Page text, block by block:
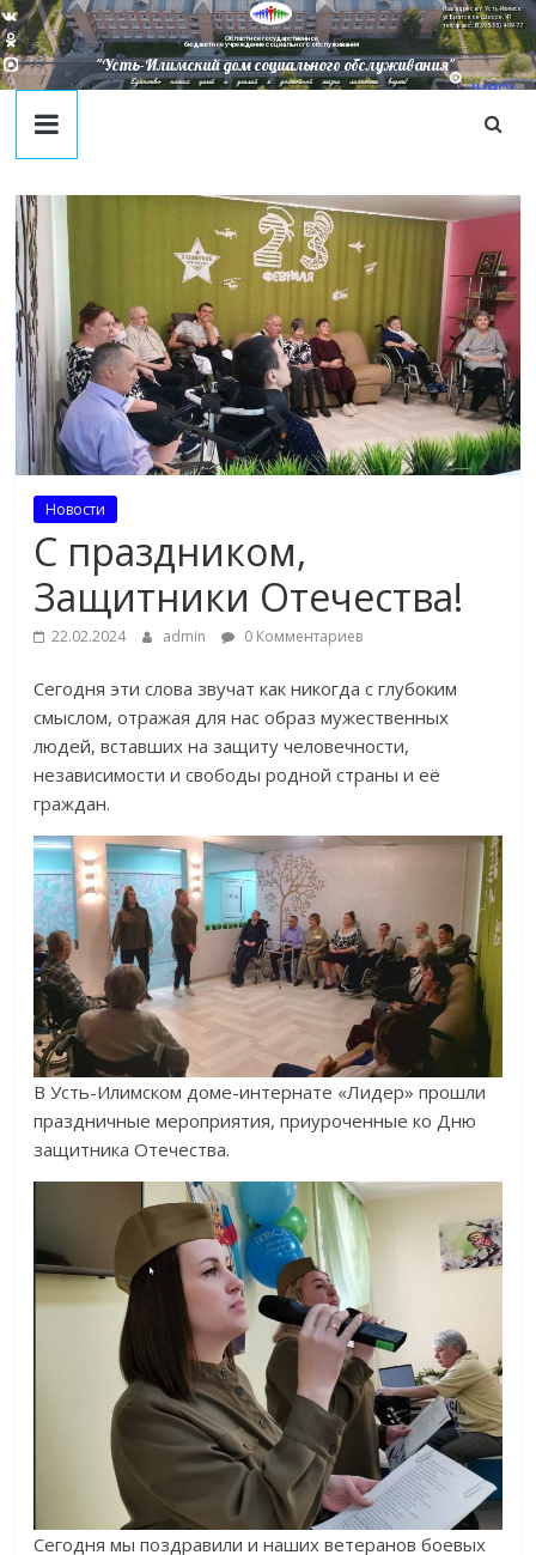
Областное государственное
бюджетное учреждение социального обслуживания
juecj
@mail
"Усть-Илимский дом социального обслуживания"
Наш адрес в г. Усть-Илимск:
ул. Братское Шоссе, 41
тел/факс: 8(395-35) 4-09-77
Единство наших целей и усилий к достойной жизни личности ведет!
Новости
С праздником,
Защитники Отечества!
22.02.2024 admin 0 Комментариев
Сегодня эти слова звучат как никогда с глубоким
смыслом, отражая для нас образ мужественных
людей, вставших на защиту человечности,
независимости и свободы родной страны и её
граждан.
В Усть-Илимском доме-интернате «Лидер» прошли
праздничные мероприятия, приуроченные ко Дню
защитника Отечества.
Сегодня мы поздравили и наших ветеранов боевых